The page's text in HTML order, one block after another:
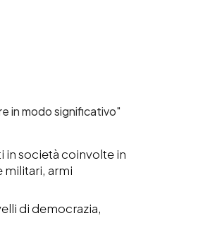
in modo significativo"
in società coinvolte in
militari, armi
di democrazia,